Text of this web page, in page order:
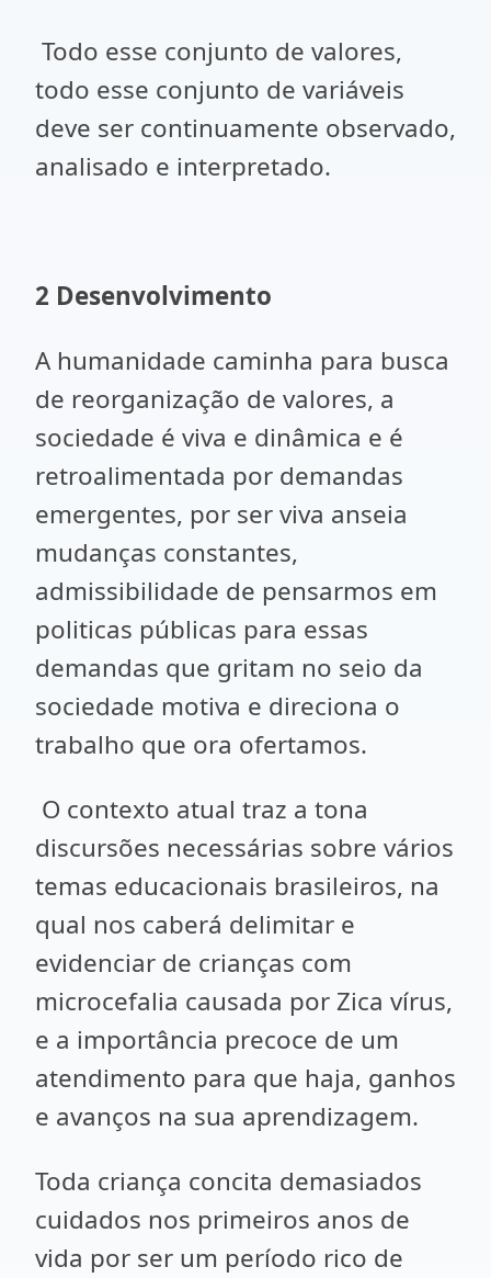
Todo esse conjunto de valores,
todo esse conjunto de variáveis
deve ser continuamente observado,
analisado e interpretado.
2 Desenvolvimento
A humanidade caminha para busca
de reorganização de valores, a
sociedade é viva e dinâmica e é
retroalimentada por demandas
emergentes, por ser viva anseia
mudanças constantes,
admissibilidade de pensarmos em
politicas públicas para essas
demandas que gritam no seio da
sociedade motiva e direciona o
trabalho que ora ofertamos.
O contexto atual traz a tona
discursões necessárias sobre vários
temas educacionais brasileiros, na
qual nos caberá delimitar e
evidenciar de crianças com
microcefalia causada por Zica vírus,
e a importância precoce de um
atendimento para que haja, ganhos
e avanços na sua aprendizagem.
Toda criança concita demasiados
cuidados nos primeiros anos de
vida por ser um período rico de